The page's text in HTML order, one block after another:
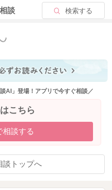
談 検索する
見る
AI」登場！アプリで今すぐ相談／
こちら
相談する
談トップへ